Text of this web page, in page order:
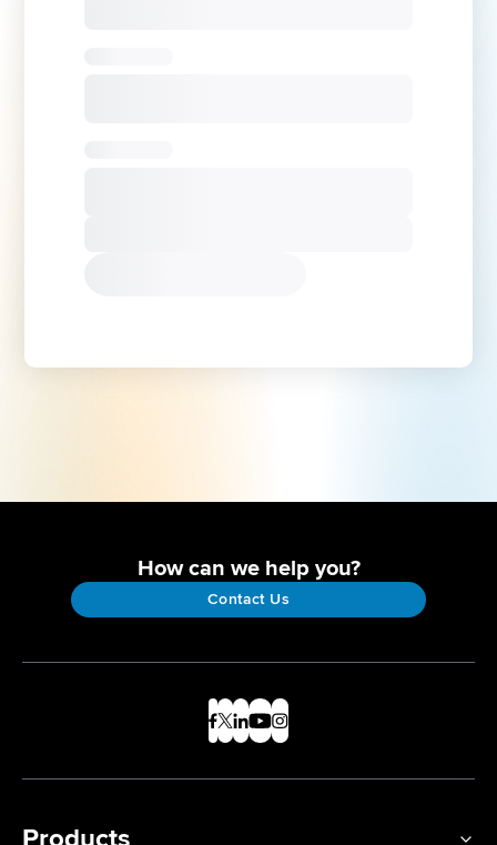
How can we help you?
Contact Us